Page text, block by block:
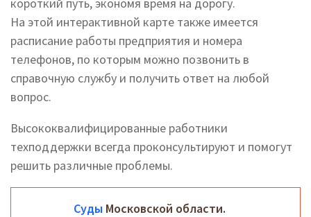
На этой интерактивной карте также имеется
расписание работы предприятия и номера
телефонов, по которым можно позвонить в
справочную службу и получить ответ на любой
вопрос.
Высококвалифицированные работники
техподдержки всегда проконсультируют и помогут
решить различные проблемы.
Суды Московской области.